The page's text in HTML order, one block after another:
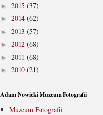
► 2015 (37)
► 2014 (62)
► 2013 (57)
► 2012 (68)
► 2011 (68)
► 2010 (21)
Adam Nowicki Muzeum Fotografii
Muzeum Fotografii